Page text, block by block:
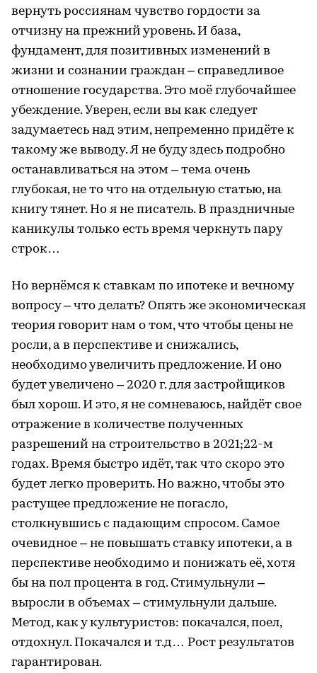
вернуть россиянам чувство гордости за
отчизну на прежний уровень. И база,
фундамент, для позитивных изменений в
жизни и сознании граждан – справедливое
отношение государства. Это моё глубочайшее
убеждение. Уверен, если вы как следует
задумаетесь над этим, непременно придёте к
такому же выводу. Я не буду здесь подробно
останавливаться на этом – тема очень
глубокая, не то что на отдельную статью, на
книгу тянет. Но я не писатель. В праздничные
каникулы только есть время черкнуть пару
строк…
Но вернёмся к ставкам по ипотеке и вечному
вопросу – что делать? Опять же экономическая
теория говорит нам о том, что чтобы цены не
росли, а в перспективе и снижались,
необходимо увеличить предложение. И оно
будет увеличено – 2020 г. для застройщиков
был хорош. И это, я не сомневаюсь, найдёт свое
отражение в количестве полученных
разрешений на строительство в 2021;22-м
годах. Время быстро идёт, так что скоро это
будет легко проверить. Но важно, чтобы это
растущее предложение не погасло,
столкнувшись с падающим спросом. Самое
очевидное – не повышать ставку ипотеки, а в
перспективе необходимо и понижать её, хотя
бы на пол процента в год. Стимульнули –
выросли в объемах – стимульнули дальше.
Метод, как у культуристов: покачался, поел,
отдохнул. Покачался и т.д… Рост результатов
гарантирован.